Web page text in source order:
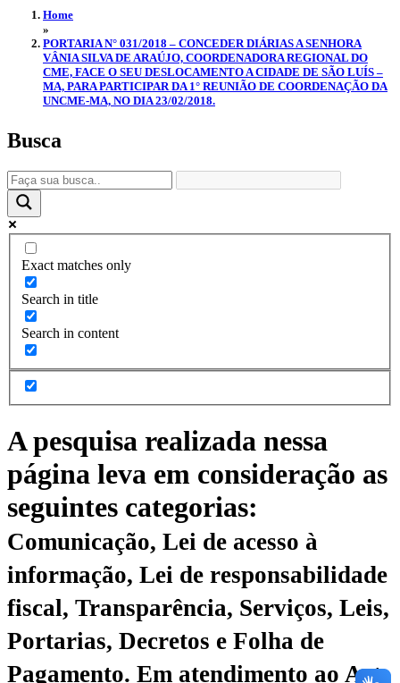
Home
»
PORTARIA N° 031/2018 – CONCEDER DIÁRIAS A SENHORA
VÂNIA SILVA DE ARAÚJO, COORDENADORA REGIONAL DO
CME, FACE O SEU DESLOCAMENTO A CIDADE DE SÃO LUÍS –
MA, PARA PARTICIPAR DA 1° REUNIÃO DE COORDENAÇÃO DA
UNCME-MA, NO DIA 23/02/2018.
Busca
Exact matches only
Search in title
Search in content
A pesquisa realizada nessa
página leva em consideração as
seguintes categorias:
Comunicação, Lei de acesso à
informação, Lei de responsabilidade
fiscal, Transparência, Serviços, Leis,
Portarias, Decretos e Folha de
Pagamento. Em atendimento ao Art.